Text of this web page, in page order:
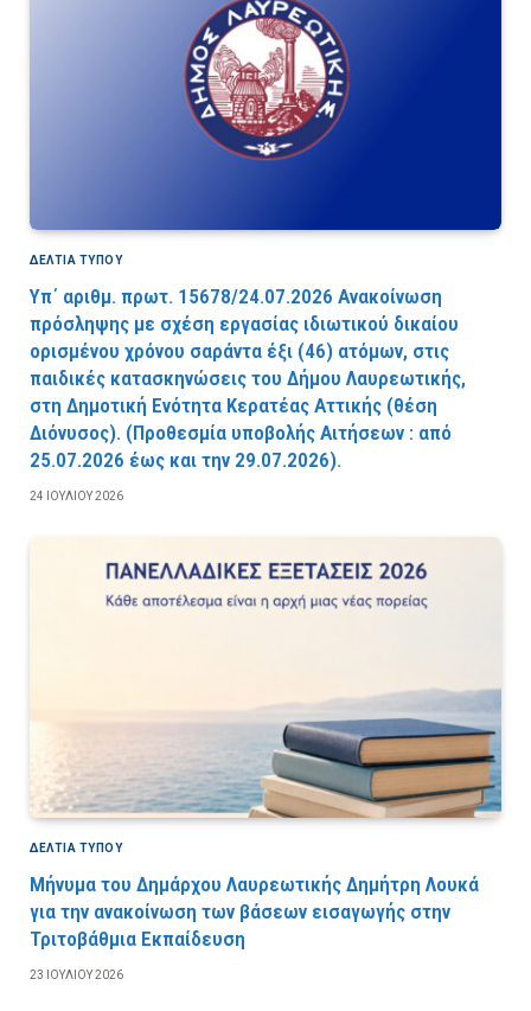
ΔΕΛΤΙΑ ΤΥΠΟΥ
Υπ΄ αριθμ. πρωτ. 15678/24.07.2026 Ανακοίνωση
πρόσληψης με σχέση εργασίας ιδιωτικού δικαίου
ορισμένου χρόνου σαράντα έξι (46) ατόμων, στις
παιδικές κατασκηνώσεις του Δήμου Λαυρεωτικής,
στη Δημοτική Ενότητα Κερατέας Αττικής (θέση
Διόνυσος). (Προθεσμία υποβολής Αιτήσεων : από
25.07.2026 έως και την 29.07.2026).
24 ΙΟΥΛΊΟΥ 2026
ΔΕΛΤΙΑ ΤΥΠΟΥ
Μήνυμα του Δημάρχου Λαυρεωτικής Δημήτρη Λουκά
για την ανακοίνωση των βάσεων εισαγωγής στην
Τριτοβάθμια Εκπαίδευση
23 ΙΟΥΛΊΟΥ 2026